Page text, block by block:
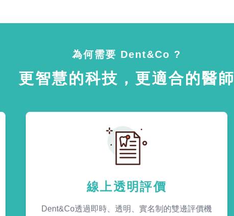
為何需要 Dent&Co ?
更智慧的科技，更適合的醫師
線上透明評價
Dent&Co透過即時、透明、實名制的雙邊評價機